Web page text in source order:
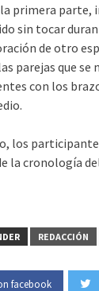
primera parte,
sin tocar
de otro
parejas que
con los
los
la cronología
REDACCIÓN
facebook